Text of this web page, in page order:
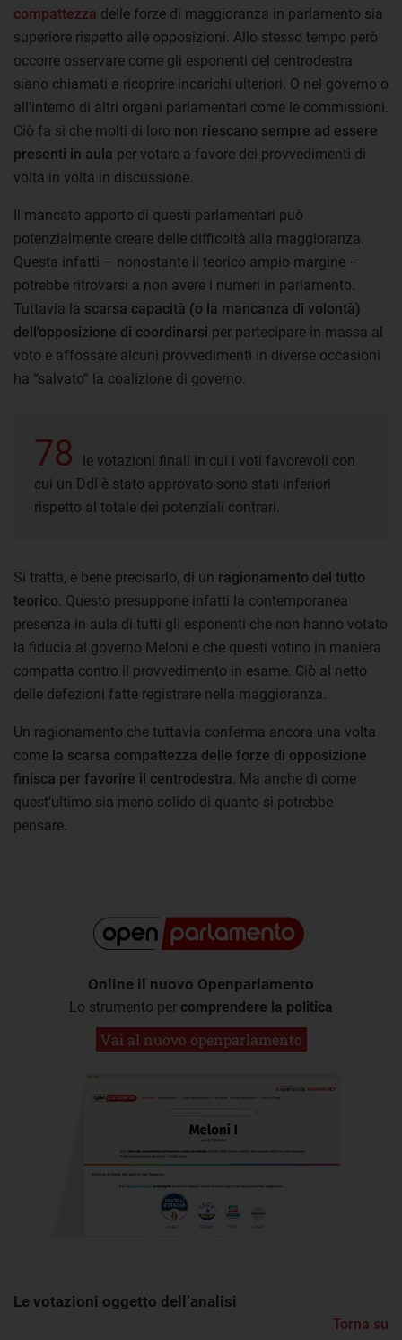
compattezza delle forze di maggioranza in parlamento sia
superiore rispetto alle opposizioni. Allo stesso tempo però
occorre osservare come gli esponenti del centrodestra
siano chiamati a ricoprire incarichi ulteriori. O nel governo o
all’interno di altri organi parlamentari come le commissioni.
Ciò fa sì che molti di loro non riescano sempre ad essere
presenti in aula per votare a favore dei provvedimenti di
volta in volta in discussione.
Il mancato apporto di questi parlamentari può
potenzialmente creare delle difficoltà alla maggioranza.
Questa infatti – nonostante il teorico ampio margine –
potrebbe ritrovarsi a non avere i numeri in parlamento.
Tuttavia la scarsa capacità (o la mancanza di volontà)
dell’opposizione di coordinarsi per partecipare in massa al
voto e affossare alcuni provvedimenti in diverse occasioni
ha “salvato” la coalizione di governo.
78
le votazioni finali in cui i voti favorevoli con
cui un Ddl è stato approvato sono stati inferiori
rispetto al totale dei potenziali contrari.
Si tratta, è bene precisarlo, di un ragionamento del tutto
teorico . Questo presuppone infatti la contemporanea
presenza in aula di tutti gli esponenti che non hanno votato
la fiducia al governo Meloni e che questi votino in maniera
compatta contro il provvedimento in esame. Ciò al netto
delle defezioni fatte registrare nella maggioranza.
Un ragionamento che tuttavia conferma ancora una volta
come la scarsa compattezza delle forze di opposizione
finisca per favorire il centrodestra . Ma anche di come
quest’ultimo sia meno solido di quanto si potrebbe
pensare.
Online il nuovo Openparlamento
Lo strumento per comprendere la politica
Vai al nuovo openparlamento
Le votazioni oggetto dell’analisi
Torna su